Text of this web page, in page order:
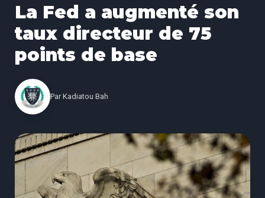
La Fed a augmenté son
taux directeur de 75
points de base
Par Kadiatou Bah